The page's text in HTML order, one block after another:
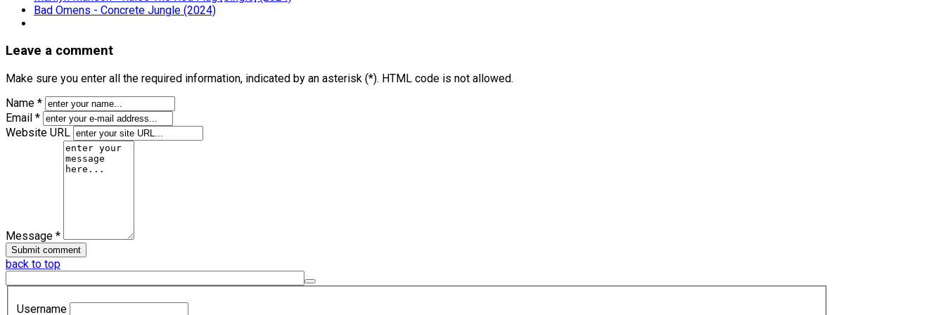
Bad Omens - Concrete Jungle (2024)
Leave a comment
Make sure you enter all the required information, indicated by an asterisk (*). HTML code is not allowed.
Name *
Email *
Website URL
Message *
back to top
Username